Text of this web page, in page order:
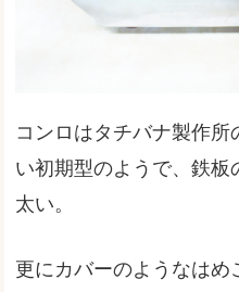
コンロはタチバナ製作所
い初期型のようで、鉄
太い。
更にカバーのようなは